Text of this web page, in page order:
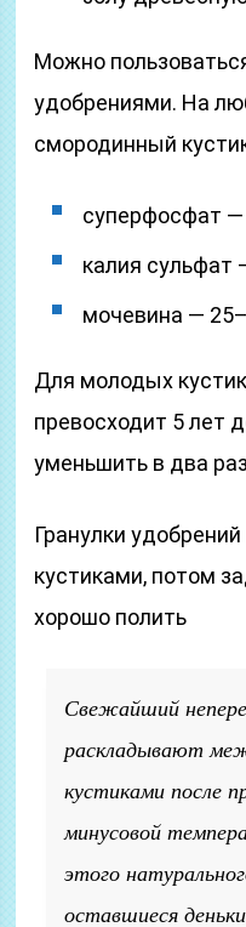
Можно
удобрениями. На
смородинный
суперфосфат —
калия сульфат
мочевина —
Для молодых
превосходит 5 лет
уменьшить в два
Гранулки
кустиками, потом
хорошо полить
Свежайший
раскладывают
кустиками после
минусовой
этого
оставшиеся